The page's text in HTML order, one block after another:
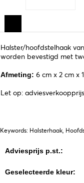
Halster/hoofdstelhaak
worden bevestigd met
Afmeting: 6 cm x 2 cm x
Let op:
Keywords: Halsterhaak,
Adviesprijs p.st.:
Geselecteerde kleur: